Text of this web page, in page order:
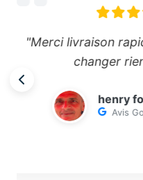
"Livreur très